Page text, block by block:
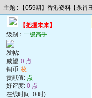
主题 : 【059期】香港资料【杀肖
【把握未来】
级别： 一级高手
发帖:
威望: 0 点
铜币: 枚
贡献值: 点
好评度: 0 点
在线时间: 0(时)